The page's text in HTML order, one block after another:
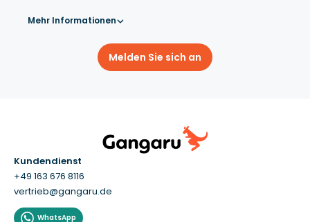
Mehr Informationen
Melden Sie sich an
Kundendienst
+49 163 676 8116
vertrieb@gangaru.de
WhatsApp